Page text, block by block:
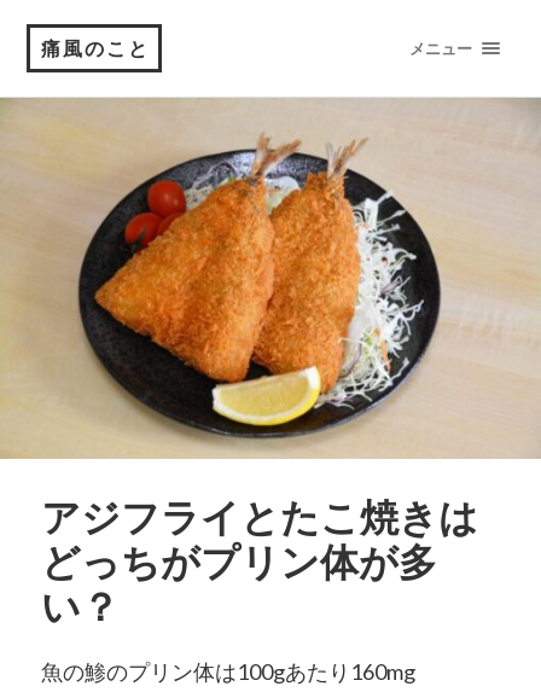
痛風のこと メニュー
アジフライとたこ焼きは
どっちがプリン体が多
い？
魚の鯵のプリン体は100gあたり160mg